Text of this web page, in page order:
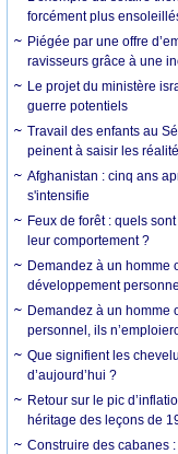
forcément plus
Piégée par une offre
ravisseurs grâce à une
Le projet du ministère
guerre potentiels
Travail des enfants au
peinent à saisir les
Afghanistan : cinq ans
s'intensifie
Feux de forêt : quels
leur comportement ?
Demandez à un homme
développement
Demandez à un homme
personnel, ils
Que signifient les
d’aujourd’hui ?
Retour sur le pic
héritage des leçons de
Construire des cabanes